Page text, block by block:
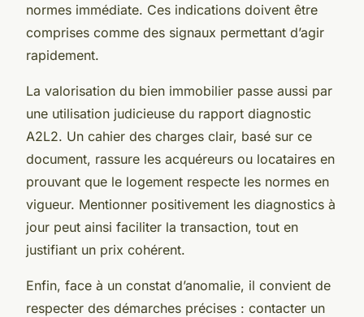
normes immédiate. Ces indications doivent être
comprises comme des signaux permettant d’agir
rapidement.
La valorisation du bien immobilier passe aussi par
une utilisation judicieuse du rapport diagnostic
A2L2. Un cahier des charges clair, basé sur ce
document, rassure les acquéreurs ou locataires en
prouvant que le logement respecte les normes en
vigueur. Mentionner positivement les diagnostics à
jour peut ainsi faciliter la transaction, tout en
justifiant un prix cohérent.
Enfin, face à un constat d’anomalie, il convient de
respecter des démarches précises : contacter un